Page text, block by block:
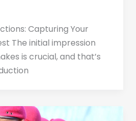
Capturing Your
The initial impression
is crucial, and that’s